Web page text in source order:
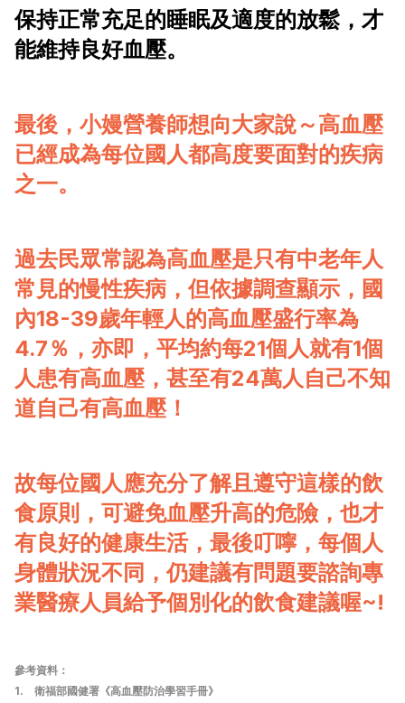
保持正常充足的睡眠及適度的放鬆，才
能維持良好血壓。
最後，小嫚營養師想向大家說～高血壓
已經成為每位國人都高度要面對的疾病
之一。
過去民眾常認為高血壓是只有中老年人
常見的慢性疾病，但依據調查顯示，國
內18-39歲年輕人的高血壓盛行率為
4.7％，亦即，平均約每21個人就有1個
人患有高血壓，甚至有24萬人自己不知
道自己有高血壓！
故每位國人應充分了解且遵守這樣的飲
食原則，可避免血壓升高的危險，也才
有良好的健康生活，最後叮嚀，每個人
身體狀況不同，仍建議有問題要諮詢專
業醫療人員給予個別化的飲食建議喔~!
參考資料：
1. 衛福部國健署《高血壓防治學習手冊》